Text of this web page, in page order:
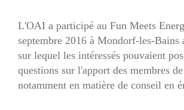
L'OAI a participé au Fun Meets
septembre 2016 à Mondorf-les-Bains
sur lequel les intéressés pouvaient
questions sur l'apport des membres
notamment en matière de conseil en